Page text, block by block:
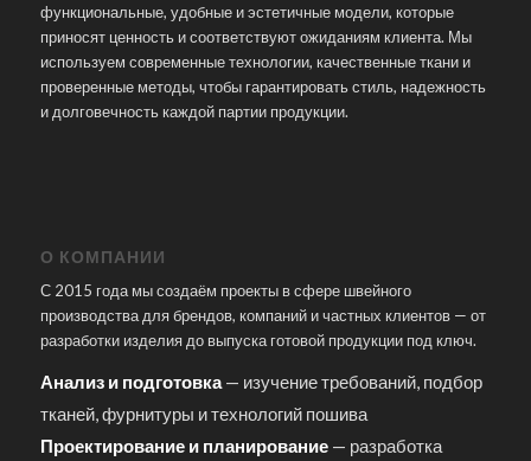
функциональные, удобные и эстетичные модели, которые
приносят ценность и соответствуют ожиданиям клиента. Мы
используем современные технологии, качественные ткани и
проверенные методы, чтобы гарантировать стиль, надежность
и долговечность каждой партии продукции.
О КОМПАНИИ
С 2015 года мы создаём проекты в сфере швейного
производства для брендов, компаний и частных клиентов — от
разработки изделия до выпуска готовой продукции под ключ.
Анализ и подготовка— изучение требований, подбор
тканей, фурнитуры и технологий пошива
Проектирование и планирование— разработка